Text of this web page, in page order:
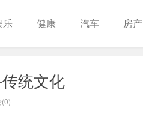
乐 健康 汽车 房产
统文化